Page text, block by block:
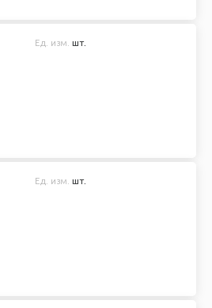
Ед. изм. шт.
Ед. изм. шт.